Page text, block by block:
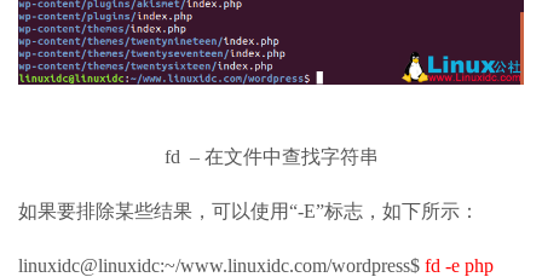
fd – 在文件中查找字符串
如果要排除某些结果，可以使用“-E”标志，如下所示：
linuxidc@linuxidc:~/www.linuxidc.com/wordpress$ fd -e php